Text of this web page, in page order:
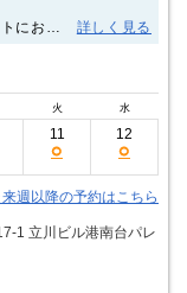
にお世
詳しく見る
火 水
11
○
12
○
週以降の予約はこちら
1 立川ビル港南台パレ